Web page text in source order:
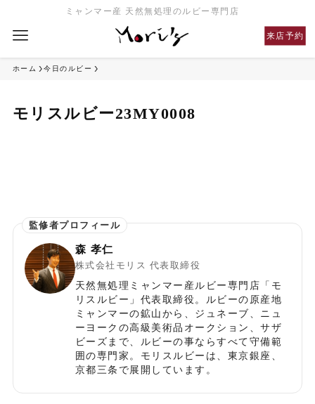
ミャンマー産 天然無処理のルビー専門店
来店予約
ホーム 今日のルビー
モリスルビー23MY0008
森 孝仁
株式会社モリス 代表取締役
天然無処理ミャンマー産ルビー専門店「モ
リスルビー」代表取締役。ルビーの原産地
ミャンマーの鉱山から、ジュネーブ、ニュ
ーヨークの高級美術品オークション、サザ
ビーズまで、ルビーの事ならすべて守備範
囲の専門家。モリスルビーは、東京銀座、
京都三条で展開しています。